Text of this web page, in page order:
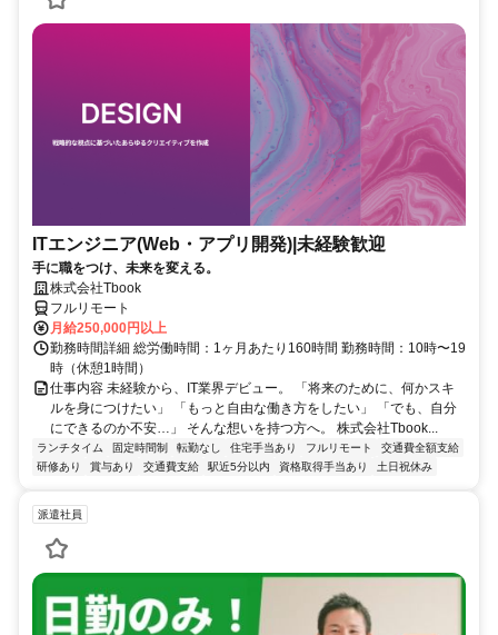
ITエンジニア(Web・アプリ開発)|未経験歓迎
手に職をつけ、未来を変える。
株式会社Tbook
フルリモート
月給250,000円以上
勤務時間詳細 総労働時間：1ヶ月あたり160時間 勤務時間：10時〜19
時（休憩1時間）
仕事内容 未経験から、IT業界デビュー。 「将来のために、何かスキ
ルを身につけたい」 「もっと自由な働き方をしたい」 「でも、自分
にできるのか不安…」 そんな想いを持つ方へ。 株式会社Tbook...
ランチタイム 固定時間制 転勤なし 住宅手当あり フルリモート
交通費全額支給
研修あり
賞与あり 交通費支給 駅近5分以内 資格取得手当あり 土日祝休み
派遣社員